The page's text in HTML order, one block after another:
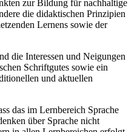
zur Bildung für nachhaltige
die didaktischen Prinzipien
Lernens sowie der
die Interessen und Neigungen
Schriftgutes sowie ein
und aktuellen
das im Lernbereich Sprache
über Sprache nicht